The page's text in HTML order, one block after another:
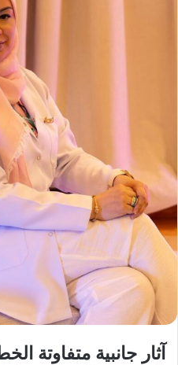
آثار جانبية متفاوتة